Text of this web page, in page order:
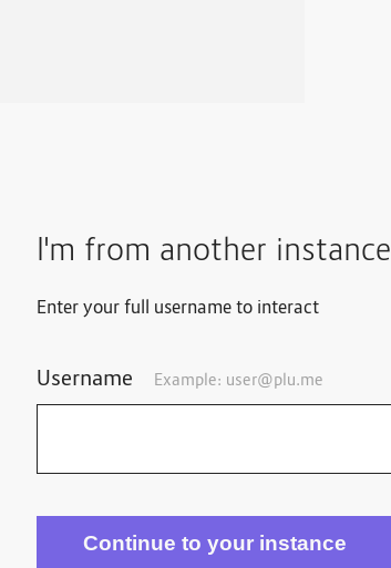
I'm from another instance
Enter your full username to interact
Username Example: user@plu.me